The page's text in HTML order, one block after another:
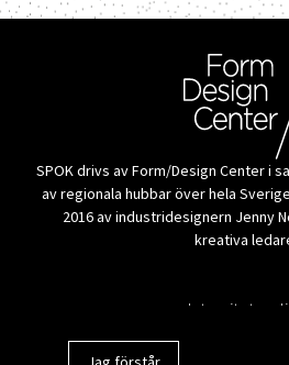
SPOK drivs av Form/Design Center i
av regionala hubbar över hela
2016 av industridesignern Jenny
kreativa